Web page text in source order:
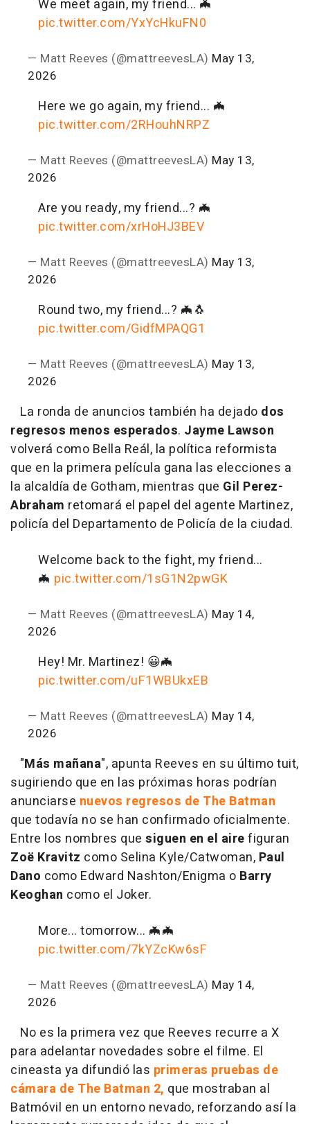
We meet again, my friend... 🦇
pic.twitter.com/YxYcHkuFN0
— Matt Reeves (@mattreevesLA) May 13,
2026
Here we go again, my friend... 🦇
pic.twitter.com/2RHouhNRPZ
— Matt Reeves (@mattreevesLA) May 13,
2026
Are you ready, my friend...? 🦇
pic.twitter.com/xrHoHJ3BEV
— Matt Reeves (@mattreevesLA) May 13,
2026
Round two, my friend...? 🦇🐧
pic.twitter.com/GidfMPAQG1
— Matt Reeves (@mattreevesLA) May 13,
2026
La ronda de anuncios también ha dejado dos
regresos menos esperados. Jayme Lawson
volverá como Bella Reál, la política reformista
que en la primera película gana las elecciones a
la alcaldía de Gotham, mientras que Gil Perez-
Abraham retomará el papel del agente Martinez,
policía del Departamento de Policía de la ciudad.
Welcome back to the fight, my friend...
🦇 pic.twitter.com/1sG1N2pwGK
— Matt Reeves (@mattreevesLA) May 14,
2026
Hey! Mr. Martinez! 😀🦇
pic.twitter.com/uF1WBUkxEB
— Matt Reeves (@mattreevesLA) May 14,
2026
"Más mañana", apunta Reeves en su último tuit,
sugiriendo que en las próximas horas podrían
anunciarse nuevos regresos de The Batman
que todavía no se han confirmado oficialmente.
Entre los nombres que siguen en el airefiguran
Zoë Kravitz como Selina Kyle/Catwoman, Paul
Dano como Edward Nashton/Enigma o Barry
Keoghan como el Joker.
More... tomorrow... 🦇🦇
pic.twitter.com/7kYZcKw6sF
— Matt Reeves (@mattreevesLA) May 14,
2026
No es la primera vez que Reeves recurre a X
para adelantar novedades sobre el filme. El
cineasta ya difundió las primeras pruebas de
cámara de The Batman 2, que mostraban al
Batmóvil en un entorno nevado, reforzando así la